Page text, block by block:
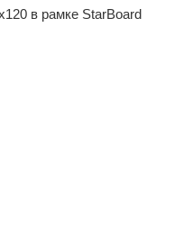
в рамке StarBoard